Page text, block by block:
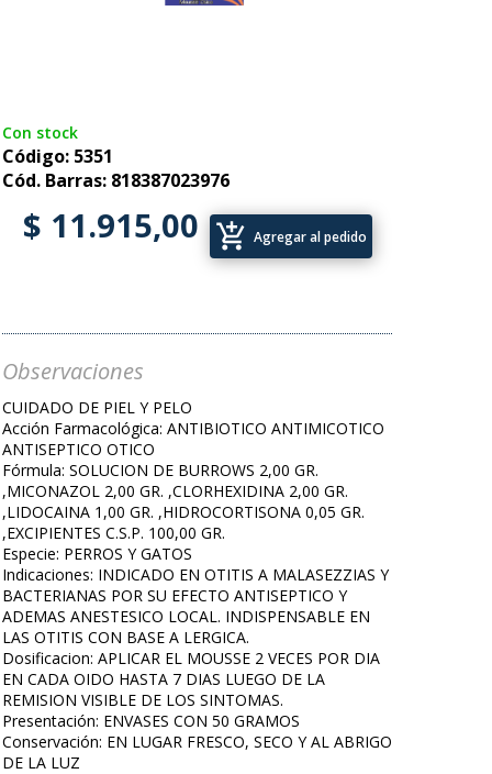
Con stock
Código: 5351
Cód. Barras: 818387023976
$ 11.915,00 add_shopping_cart Agregar al pedido
Observaciones
CUIDADO DE PIEL Y PELO
Acción Farmacológica: ANTIBIOTICO ANTIMICOTICO
ANTISEPTICO OTICO
Fórmula: SOLUCION DE BURROWS 2,00 GR.
,MICONAZOL 2,00 GR. ,CLORHEXIDINA 2,00 GR.
,LIDOCAINA 1,00 GR. ,HIDROCORTISONA 0,05 GR.
,EXCIPIENTES C.S.P. 100,00 GR.
Especie: PERROS Y GATOS
Indicaciones: INDICADO EN OTITIS A MALASEZZIAS Y
BACTERIANAS POR SU EFECTO ANTISEPTICO Y
ADEMAS ANESTESICO LOCAL. INDISPENSABLE EN
LAS OTITIS CON BASE A LERGICA.
Dosificacion: APLICAR EL MOUSSE 2 VECES POR DIA
EN CADA OIDO HASTA 7 DIAS LUEGO DE LA
REMISION VISIBLE DE LOS SINTOMAS.
Presentación: ENVASES CON 50 GRAMOS
Conservación: EN LUGAR FRESCO, SECO Y AL ABRIGO
DE LA LUZ